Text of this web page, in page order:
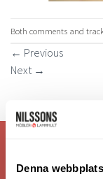
Denna
Both comments and
← Previous
Next →